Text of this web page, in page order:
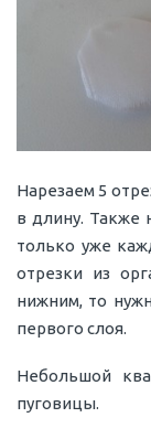
Нарезаем 5
в длину. Также
только уже
отрезки из
нижним, то
первого слоя.
Небольшой
пуговицы.